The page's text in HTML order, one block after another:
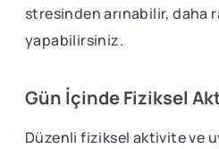
stresinden arınabilir, daha
yapabilirsiniz.
Gün İçinde Fiziksel
Düzenli fiziksel aktivite ve